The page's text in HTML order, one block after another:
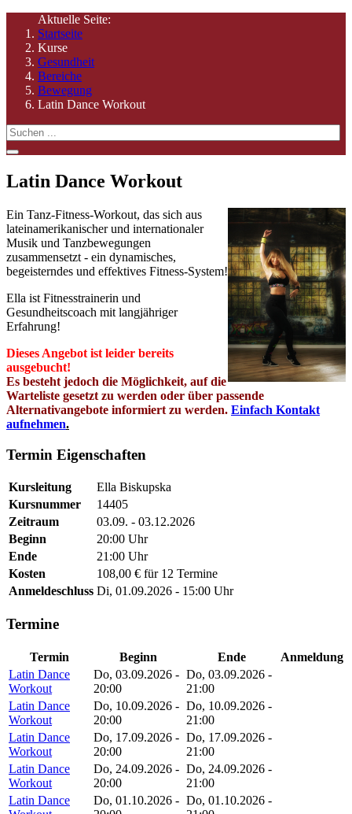
Aktuelle Seite:
Startseite
Kurse
Gesundheit
Bereiche
Bewegung
Latin Dance Workout
Latin Dance Workout
Ein Tanz-Fitness-Workout, das sich aus
lateinamerikanischer und internationaler
Musik und Tanzbewegungen
zusammensetzt - ein dynamisches,
begeisterndes und effektives Fitness-System!
Ella ist Fitnesstrainerin und
Gesundheitscoach mit langjähriger
Erfahrung!
Dieses Angebot ist leider bereits
ausgebucht!
Es besteht jedoch die Möglichkeit, auf die
Warteliste gesetzt zu werden oder über passende
Alternativangebote informiert zu werden. Einfach Kontakt
aufnehmen.
Termin Eigenschaften
Kursleitung
Ella Biskupska
Kursnummer
14405
Zeitraum
03.09. - 03.12.2026
Beginn
20:00 Uhr
Ende
21:00 Uhr
Kosten
108,00 € für 12 Termine
Anmeldeschluss Di, 01.09.2026 - 15:00 Uhr
Termine
Termin Beginn Ende
Anmeldung
Latin Dance
Workout
Do, 03.09.2026 -
20:00
Do, 03.09.2026 -
21:00
Latin Dance
Workout
Do, 10.09.2026 -
20:00
Do, 10.09.2026 -
21:00
Latin Dance
Workout
Do, 17.09.2026 -
20:00
Do, 17.09.2026 -
21:00
Latin Dance
Workout
Do, 24.09.2026 -
20:00
Do, 24.09.2026 -
21:00
Latin Dance
Do, 01.10.2026 - Do, 01.10.2026 -